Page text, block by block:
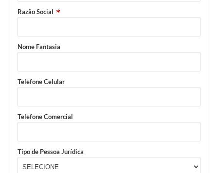
Razão Social
Nome Fantasia
Telefone Celular
Telefone Comercial
Tipo de Pessoa Jurídica